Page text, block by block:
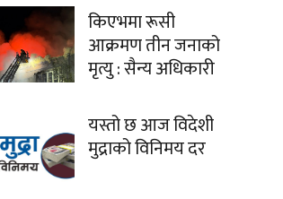
किएभमा रूसी
आक्रमण तीन जनाको
मृत्यु : सैन्य अधिकारी
यस्तो छ आज विदेशी
मुद्राको विनिमय दर